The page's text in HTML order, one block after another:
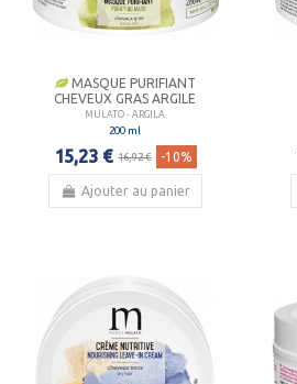
MASQUE PURIFIANT
CHEVEUX GRAS ARGILE
MULATO - ARGILA
200 ml
15,23 € 16,92 € -10%
Ajouter au panier